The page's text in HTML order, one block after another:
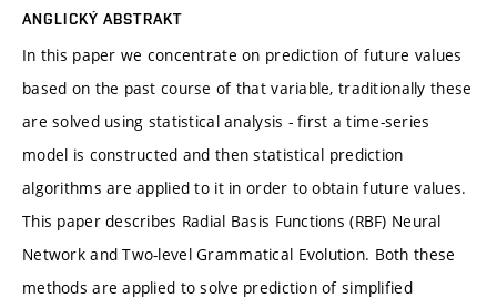
ANGLICKÝ ABSTRAKT
In this paper we concentrate on prediction of future values
based on the past course of that variable, traditionally these
are solved using statistical analysis - first a time-series
model is constructed and then statistical prediction
algorithms are applied to it in order to obtain future values.
This paper describes Radial Basis Functions (RBF) Neural
Network and Two-level Grammatical Evolution. Both these
methods are applied to solve prediction of simplified